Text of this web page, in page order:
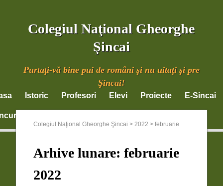
Colegiul Naţional Gheorghe
Şincai
Purtaţi-vă bine pui de români şi nu uitaţi şi pre
Şincai!
Istoric Profesori Elevi Proiecte E-Sincai
Colegiul Naţional Gheorghe Şincai >2022 >februarie
Arhive lunare:februarie
2022